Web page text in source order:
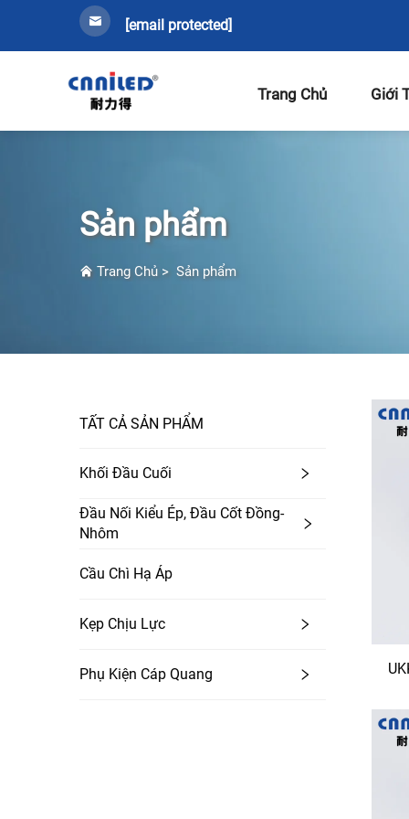
[email protected]
Trang Chủ Giới
Sản phẩm
Trang Chủ > Sản phẩm
TẤT CẢ SẢN PHẨM
Khối Đầu Cuối
Đầu Nối Kiểu Ép, Đầu Cốt Đồng-
Nhôm
Cầu Chì Hạ Áp
Kẹp Chịu Lực
Phụ Kiện Cáp Quang